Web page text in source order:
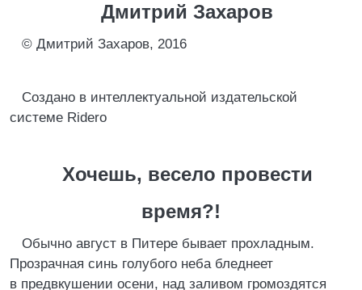
Дмитрий Захаров
© Дмитрий Захаров, 2016
Создано в интеллектуальной издательской
системе Ridero
Хочешь, весело провести
время?!
Обычно август в Питере бывает прохладным.
Прозрачная синь голубого неба бледнеет
в предвкушении осени, над заливом громоздятся